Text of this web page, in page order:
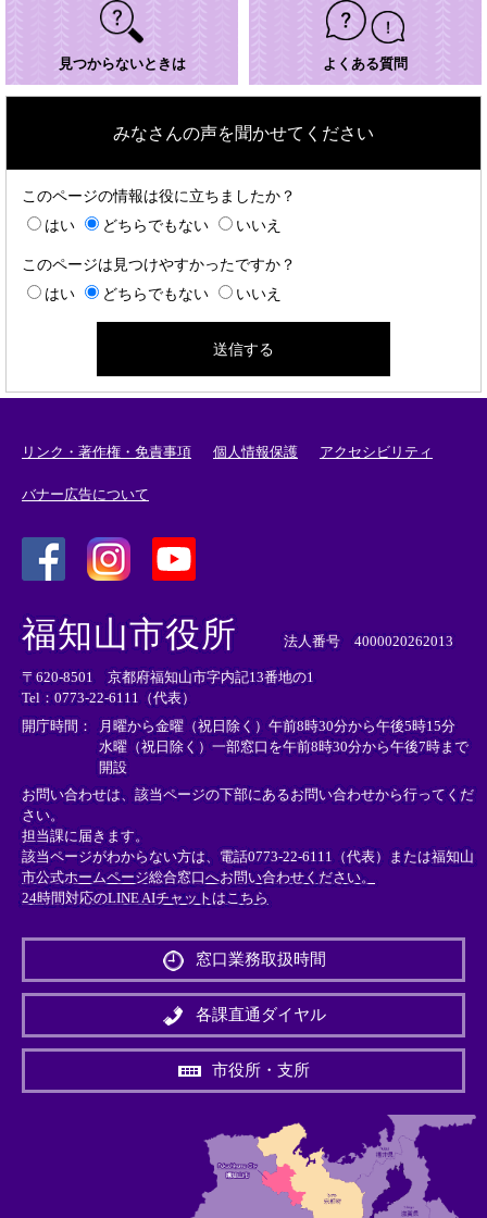
見つからないときは よくある質問
みなさんの声を聞かせてください
このページの情報は役に立ちましたか？
はい
どちらでもない いいえ
このページは見つけやすかったですか？
はい
どちらでもない いいえ
リンク・著作権・免責事項 個人情報保護 アクセシビリティ
バナー広告について
外
部
リ
ン
ク
＞
外
リ
ン
ク
＞
外
部
ン
ク
＞
福知山市役所 法人番号 4000020262013
〒620-8501 京都府福知山市字内記13番地の1
Tel：0773-22-6111（代表）
開庁時間：
月曜から金曜（祝日除く）午前8時30分から午後5時15分
水曜（祝日除く）一部窓口を午前8時30分から午後7時まで
開設
お問い合わせは、該当ページの下部にあるお問い合わせから行ってくだ
さい。
担当課に届きます。
該当ページがわからない方は、電話0773-22-6111（代表）または福知山
市公式ホームページ総合窓口へお問い合わせください。
24時間対応のLINE AIチャットはこちら
外
リ
ン
＞
窓口業務取扱時間
各課直通ダイヤル
市役所・支所